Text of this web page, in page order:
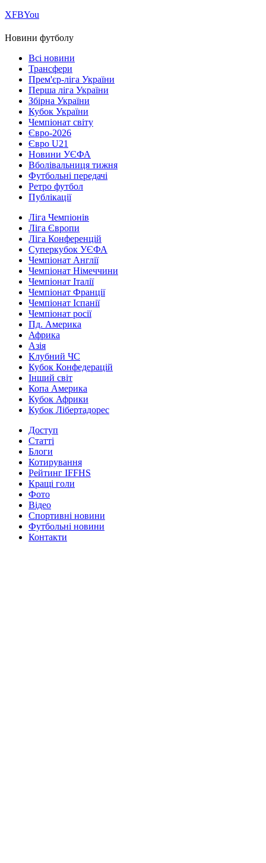
ХFBYou
Новини футболу
Всі новини
Трансфери
Прем'єр-ліга України
Перша ліга України
Збірна України
Кубок України
Чемпіонат світу
Євро-2026
Євро U21
Новини УЄФА
Вболівальниця тижня
Футбольні передачі
Ретро футбол
Публікації
Ліга Чемпіонів
Ліга Європи
Ліга Конференцій
Суперкубок УЄФА
Чемпіонат Англії
Чемпіонат Німеччини
Чемпіонат Італії
Чемпіонат Франції
Чемпіонат Іспанії
Чемпіонат росії
Пд. Америка
Африка
Азія
Клубний ЧС
Кубок Конфедерацій
Інший світ
Копа Америка
Кубок Африки
Кубок Лібертадорес
Доступ
Статті
Блоги
Котирування
Рейтинг IFFHS
Кращі голи
Фото
Відео
Спортивні новини
Футбольні новини
Контакти